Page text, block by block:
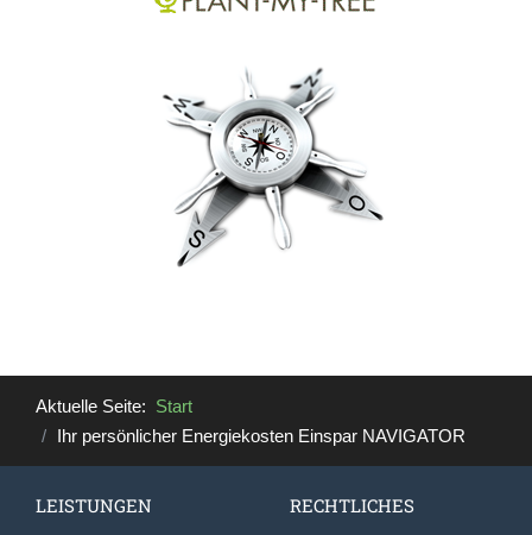
Aktuelle Seite: Start
Ihr persönlicher Energiekosten Einspar NAVIGATOR
LEISTUNGEN RECHTLICHES